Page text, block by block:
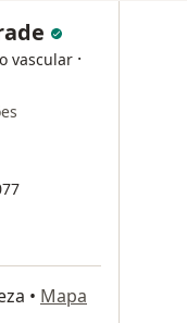
vascular ·
• Mapa